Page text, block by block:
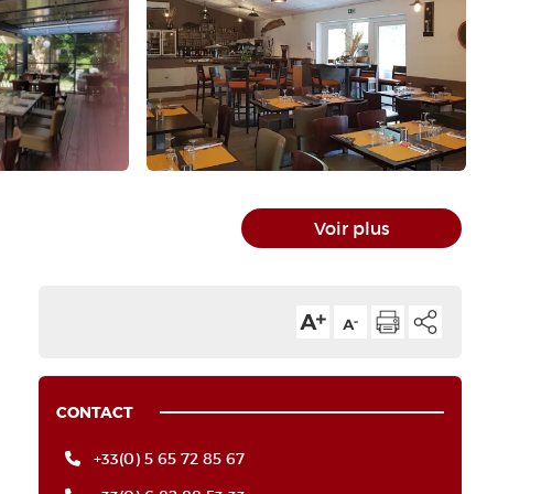
Voir plus
CONTACT
+33(0) 5 65 72 85 67